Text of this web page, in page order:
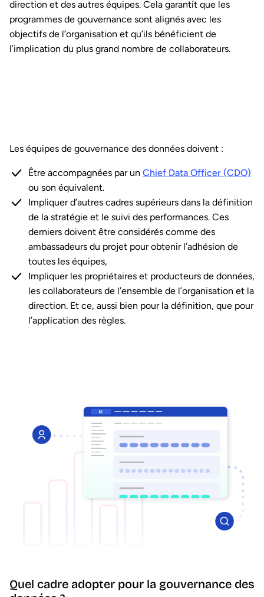
direction et des autres équipes. Cela garantit que les
programmes de gouvernance sont alignés avec les
objectifs de l’organisation et qu’ils bénéficient de
l’implication du plus grand nombre de collaborateurs.
Les équipes de gouvernance des données doivent :
Être accompagnées par un Chief Data Officer (CDO)
ou son équivalent.
Impliquer d’autres cadres supérieurs dans la définition
de la stratégie et le suivi des performances. Ces
derniers doivent être considérés comme des
ambassadeurs du projet pour obtenir l’adhésion de
toutes les équipes,
Impliquer les propriétaires et producteurs de données,
les collaborateurs de l’ensemble de l’organisation et la
direction. Et ce, aussi bien pour la définition, que pour
l’application des règles.
Quel cadre adopter pour la gouvernance des